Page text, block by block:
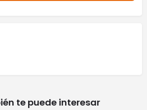
te puede interesar